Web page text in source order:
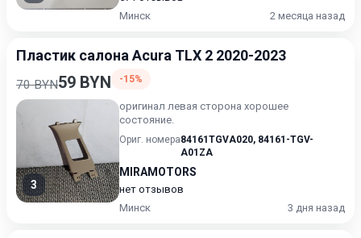
Минск
2 месяца назад
Пластик салона Acura TLX 2 2020-2023
70 BYN59 BYN -15%
3
оригинал левая сторона хорошее
состояние.
Ориг. номера84161TGVA020, 84161-TGV-
A01ZA
MIRAMOTORS
нет отзывов
Минск
3 дня назад